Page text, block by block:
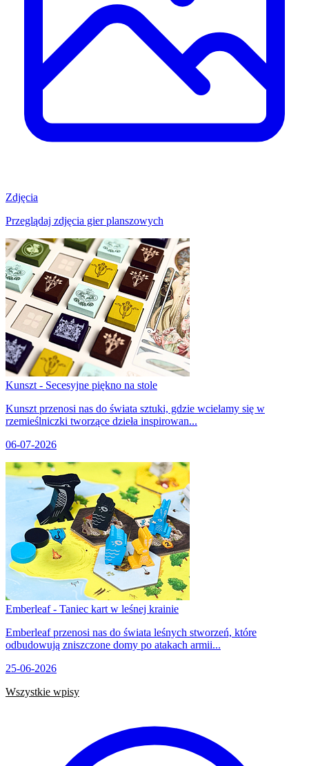
Zdjęcia
Przeglądaj zdjęcia gier planszowych
Kunszt - Secesyjne piękno na stole
Kunszt przenosi nas do świata sztuki, gdzie wcielamy się w
rzemieślniczki tworzące dzieła inspirowan...
06-07-2026
Emberleaf - Taniec kart w leśnej krainie
Emberleaf przenosi nas do świata leśnych stworzeń, które
odbudowują zniszczone domy po atakach armii...
25-06-2026
Wszystkie wpisy